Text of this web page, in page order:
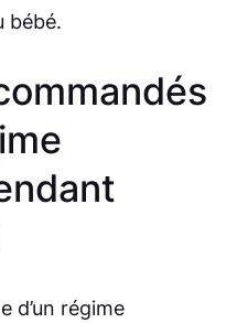
bébé.
d’un régime